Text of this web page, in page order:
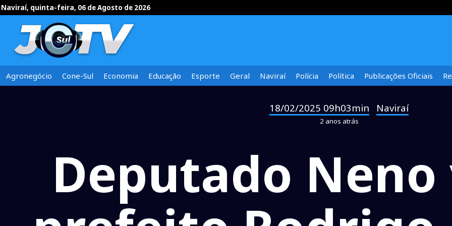
Naviraí, quinta-feira, 06 de Agosto de 2026
Agronegócio Cone-Sul Economia Educação Esporte Geral Naviraí Polícia Política Publicações Oficiais
18/02/2025 09h03min Naviraí
2 anos atrás
Deputado